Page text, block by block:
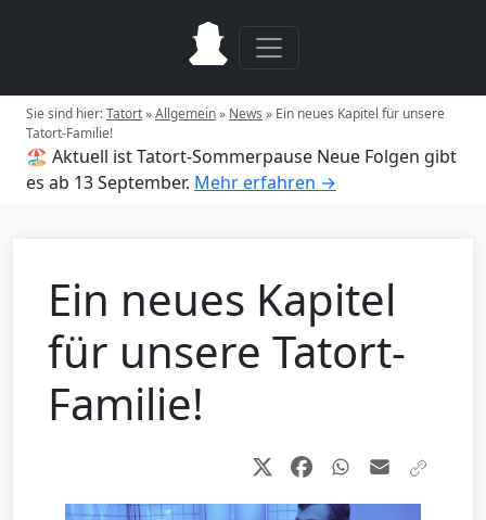
Sie sind hier:Tatort»Allgemein» News » Ein neues Kapitel für unsere
Tatort-Familie!
🏖️ Aktuell ist Tatort-Sommerpause Neue Folgen gibt
es ab 13 September. Mehr erfahren →
Ein neues Kapitel
für unsere Tatort-
Familie!